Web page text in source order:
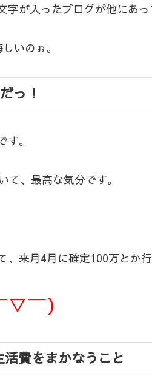
が入ったブログが他にあっ
いのぉ。
っ！
。
、最高な気分です。
、来月4月に確定100万とか
￣）
費をまかなうこと